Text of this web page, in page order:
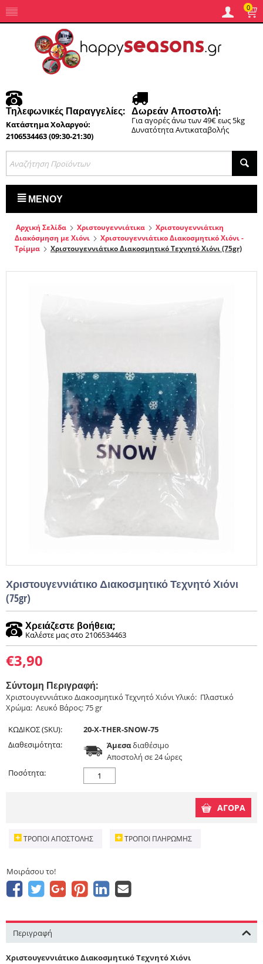
0
Τηλεφωνικές Παραγγελίες:
Κατάστημα Χολαργού:
2106534463 (09:30-21:30)
Δωρεάν Αποστολή:
Για αγορές άνω των 49€ εως 5kg
Δυνατότητα Αντικαταβολής
ΜΕΝΟΎ
Αρχική Σελίδα Χριστουγεννιάτικα
Χριστουγεννιάτικη
Διακόσμηση με Χιόνι
Χριστουγεννιάτικο Διακοσμητικό Χιόνι -
Τρίμμα
Χριστουγεννιάτικο Διακοσμητικό Τεχνητό Χιόνι (75gr)
Χριστουγεννιάτικο Διακοσμητικό Τεχνητό Χιόνι
(75gr)
Χρειάζεστε βοήθεια;
Καλέστε μας στο 2106534463
€3,90
Σύντομη Περιγραφή:
Χριστουγεννιάτικο Διακοσμητικό Τεχνητό Χιόνι Υλικό: Πλαστικό
Χρώμα: Λευκό Βάρος: 75 gr
ΚΩΔΙΚΟΣ (SKU):
20-X-THER-SNOW-75
Διαθεσιμότητα:
Άμεσαδιαθέσιμο
Aποστολή σε 24 ώρες
Ποσότητα:
ΑΓΟΡΑ
ΤΡΌΠΟΙ ΑΠΟΣΤΟΛΉΣ ΤΡΌΠΟΙ ΠΛΗΡΩΜΉΣ
Μοιράσου το!
Περιγραφή
Χριστουγεννιάτικο Διακοσμητικό Τεχνητό Χιόνι